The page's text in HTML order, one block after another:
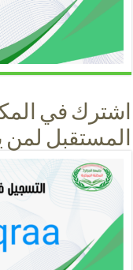
اشترك في
المستقبل لمن